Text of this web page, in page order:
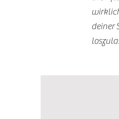
deiner